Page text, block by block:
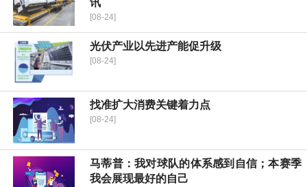
讯
[08-24]
光伏产业以先进产能促升级
[08-24]
找准扩大消费关键着力点
[08-24]
马蒂普：我对球队的体系感到自信；本赛季
我会展现最好的自己